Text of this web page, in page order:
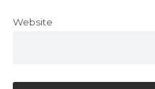
Website